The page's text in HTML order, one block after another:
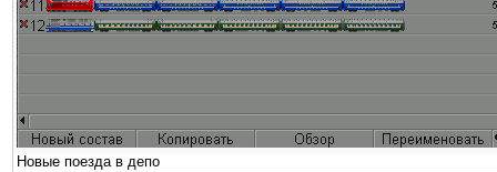
Новые поезда в депо